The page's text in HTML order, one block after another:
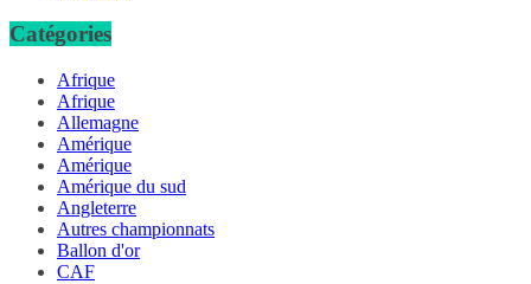
Catégories
Afrique
Afrique
Allemagne
Amérique
Amérique
Amérique du sud
Angleterre
Autres championnats
Ballon d'or
CAF